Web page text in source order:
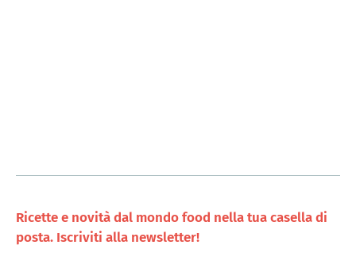
Ricette e novità dal mondo food nella tua casella di
posta. Iscriviti alla newsletter!